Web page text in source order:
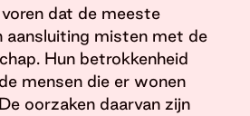
dat de meeste
aansluiting misten met de
Hun betrokkenheid
mensen die er wonen
oorzaken daarvan zijn